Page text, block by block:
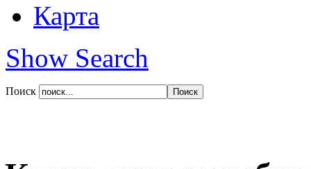
Карта
Show Search
Поиск